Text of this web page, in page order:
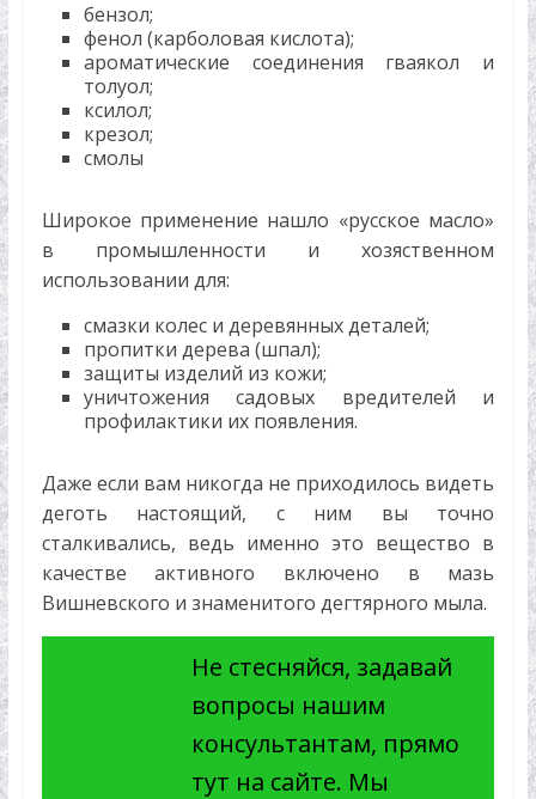
бензол;
фенол (карболовая кислота);
ароматические соединения гваякол и
толуол;
ксилол;
крезол;
смолы
Широкое применение нашло «русское масло»
в промышленности и хозяственном
использовании для:
смазки колес и деревянных деталей;
пропитки дерева (шпал);
защиты изделий из кожи;
уничтожения садовых вредителей и
профилактики их появления.
Даже если вам никогда не приходилось видеть
деготь настоящий, с ним вы точно
сталкивались, ведь именно это вещество в
качестве активного включено в мазь
Вишневского и знаменитого дегтярного мыла.
Не стесняйся, задавай
вопросы нашим
консультантам, прямо
тут на сайте. Мы